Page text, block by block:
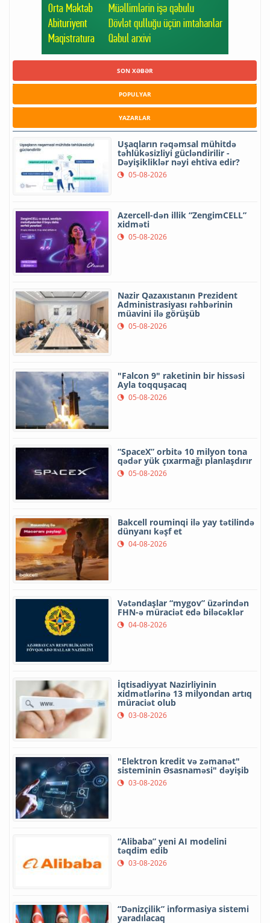
SON XƏBƏR
POPULYAR
YAZARLAR
Uşaqların rəqəmsal mühitdə
təhlükəsizliyi gücləndirilir -
Dəyişikliklər nəyi ehtiva edir?
05-08-2026
Azercell-dən illik “ZengimCELL”
xidməti
05-08-2026
Nazir Qazaxıstanın Prezident
Administrasiyası rəhbərinin
müavini ilə görüşüb
05-08-2026
"Falcon 9" raketinin bir hissəsi
Ayla toqquşacaq
05-08-2026
“SpaceX” orbitə 10 milyon tona
qədər yük çıxarmağı planlaşdırır
05-08-2026
Bakcell rouminqi ilə yay tətilində
dünyanı kəşf et
04-08-2026
Vətəndaşlar “mygov” üzərindən
FHN-ə müraciət edə biləcəklər
04-08-2026
İqtisadiyyat Nazirliyinin
xidmətlərinə 13 milyondan artıq
müraciət olub
03-08-2026
"Elektron kredit və zəmanət"
sisteminin Əsasnaməsi" dəyişib
03-08-2026
“Alibaba” yeni AI modelini
təqdim edib
03-08-2026
“Dənizçilik” informasiya sistemi
yaradılacaq